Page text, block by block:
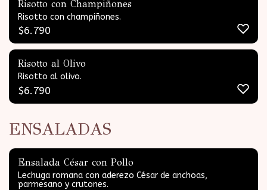
Risotto con Champiñones
Risotto con champiñones.
$6.790
Risotto al Olivo
Risotto al olivo.
$6.790
ENSALADAS
Ensalada César con Pollo
Lechuga romana con aderezo César de anchoas,
parmesano y crutones.